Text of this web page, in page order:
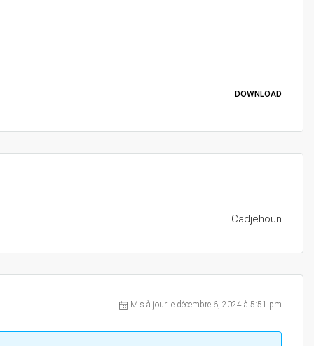
DOWNLOAD
Cadjehoun
Mis à jour le décembre 6, 2024 à 5:51 pm